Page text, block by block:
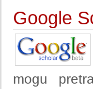
Google
mogu